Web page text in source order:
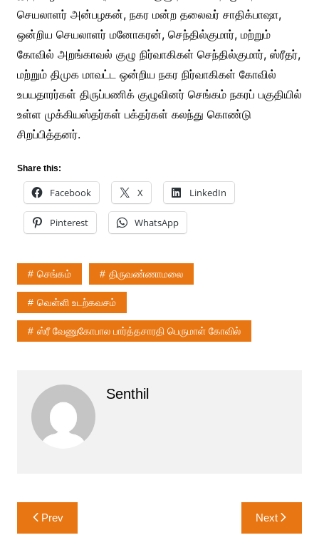
செயலாளர் அன்பழகன், நகர மன்ற தலைவர் சாதிக்பாஷா,
ஒன்றிய செயலாளர் மனோகரன், செந்தில்குமார், மற்றும்
கோவில் அறங்காவல் குழு நிர்வாகிகள் செந்தில்குமார், ஸ்ரீதர்,
மற்றும் திமுக மாவட்ட ஒன்றிய நகர நிர்வாகிகள் கோவில்
உபயதாரர்கள் திருப்பணிக் குழுவினர் செங்கம் நகரப் பகுதியில்
உள்ள முக்கியஸ்தர்கள் பக்தர்கள் கலந்து கொண்டு
சிறப்பித்தனர்.
Share this:
Facebook X LinkedIn
Pinterest WhatsApp
செங்கம் திருவண்ணாமலை
வெள்ளி உடற்கவசம்
ஸ்ரீ வேணுகோபால பார்த்தசாரதி பெருமாள் கோவில்
Senthil
Post
navigation
Prev Next